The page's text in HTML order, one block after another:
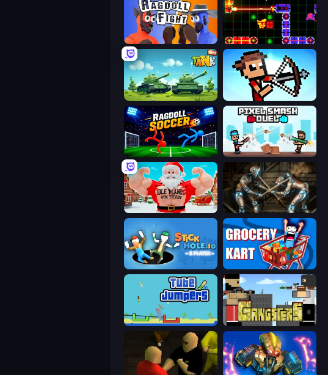
Ragdoll Fight LazerGrrl
Tank Wars Stick Archers Battle
Ragdoll Soccer 2 Players Pixel Smash Duel
Idle Planet: Gym Tycoon Striker Dummies
Stickhole.io Grocery Kart
Tube Jumpers Gangsters